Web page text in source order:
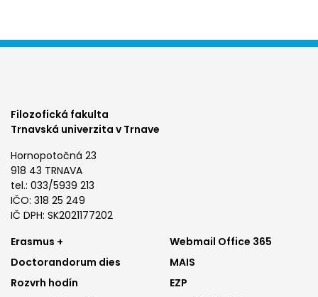
Filozofická fakulta
Trnavská univerzita v Trnave
Hornopotočná 23
918 43 TRNAVA
tel.: 033/5939 213
IČO: 318 25 249
IČ DPH: SK2021177202
Footer
menu
Erasmus +
Doctorandorum dies
Rozvrh hodín
Footer
menu
Webmail Office 365
MAIS
EZP